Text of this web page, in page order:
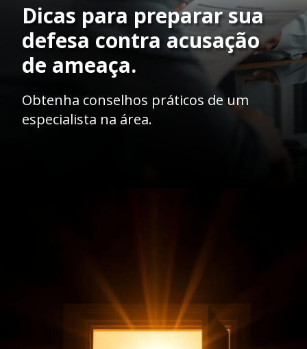
Dicas para preparar sua
defesa contra acusação
de ameaça.
Obtenha conselhos práticos de um
especialista na área.